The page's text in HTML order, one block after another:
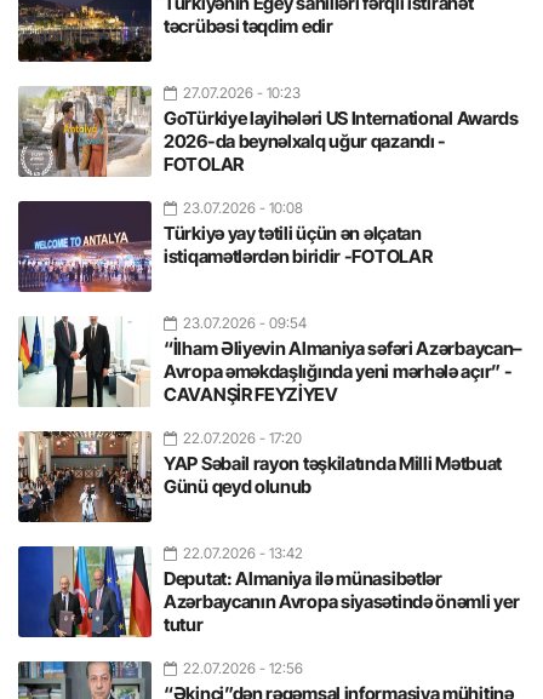
təcrübəsi təqdim edir
27.07.2026 - 10:23
GoTürkiye layihələri US International Awards
2026-da beynəlxalq uğur qazandı -
FOTOLAR
23.07.2026 - 10:08
Türkiyə yay tətili üçün ən əlçatan
istiqamətlərdən biridir -FOTOLAR
23.07.2026 - 09:54
“İlham Əliyevin Almaniya səfəri Azərbaycan–
Avropa əməkdaşlığında yeni mərhələ açır” -
CAVANŞİR FEYZİYEV
22.07.2026 - 17:20
YAP Səbail rayon təşkilatında Milli Mətbuat
Günü qeyd olunub
22.07.2026 - 13:42
Deputat: Almaniya ilə münasibətlər
Azərbaycanın Avropa siyasətində önəmli yer
tutur
22.07.2026 - 12:56
“Əkinçi”dən rəqəmsal informasiya mühitinə